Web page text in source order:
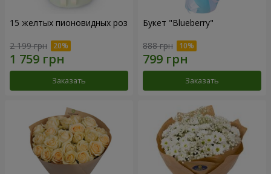
15 желтых пионовидных роз
2 199 грн
Заказать
Букет "Blueberry"
888 грн
Заказать